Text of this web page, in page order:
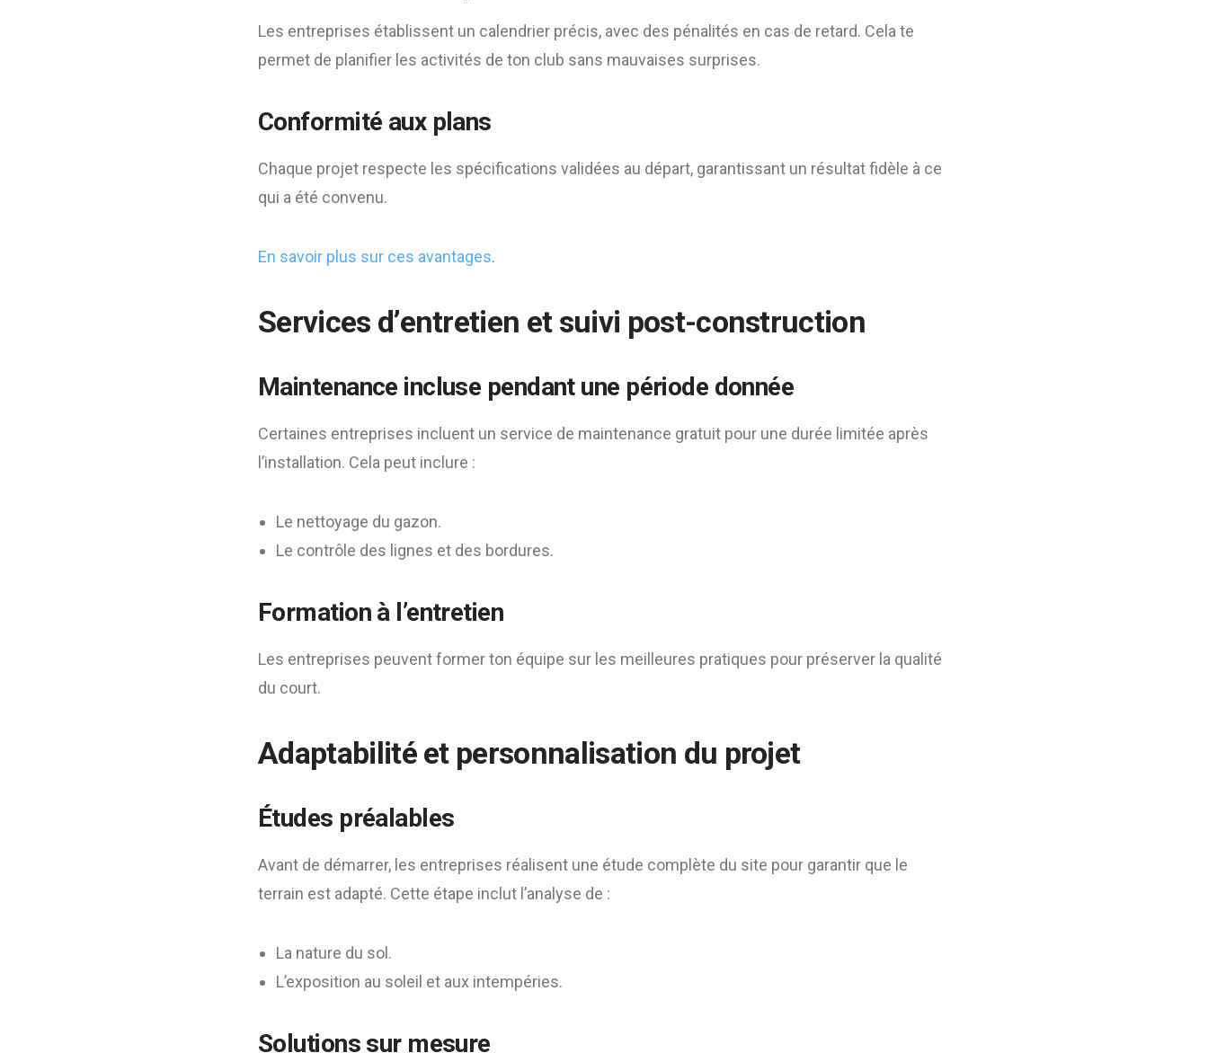
Les entreprises établissent un calendrier précis, avec des pénalités en cas de retard. Cela te
permet de planifier les activités de ton club sans mauvaises surprises.
Conformité aux plans
Chaque projet respecte les spécifications validées au départ, garantissant un résultat fidèle à ce
qui a été convenu.
En savoir plus sur ces avantages.
Services d’entretien et suivi post-construction
Maintenance incluse pendant une période donnée
Certaines entreprises incluent un service de maintenance gratuit pour une durée limitée après
l’installation. Cela peut inclure :
Le nettoyage du gazon.
Le contrôle des lignes et des bordures.
Formation à l’entretien
Les entreprises peuvent former ton équipe sur les meilleures pratiques pour préserver la qualité
du court.
Adaptabilité et personnalisation du projet
Études préalables
Avant de démarrer, les entreprises réalisent une étude complète du site pour garantir que le
terrain est adapté. Cette étape inclut l’analyse de :
La nature du sol.
L’exposition au soleil et aux intempéries.
Solutions sur mesure